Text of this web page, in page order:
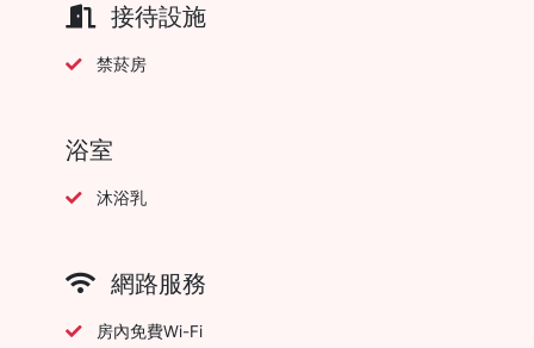
接待設施
禁菸房
浴室
沐浴乳
網路服務
房內免費Wi-Fi